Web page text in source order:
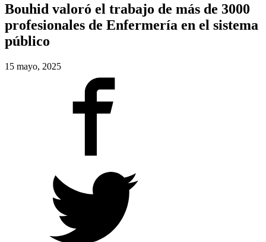
Bouhid valoró el trabajo de más de 3000
profesionales de Enfermería en el sistema
público
15 mayo, 2025